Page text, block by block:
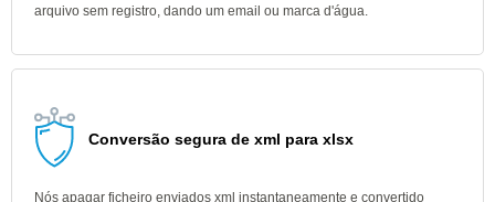
arquivo sem registro, dando um email ou marca d'água.
Conversão segura de xml para xlsx
Nós apagar ficheiro enviados xml instantaneamente e convertido